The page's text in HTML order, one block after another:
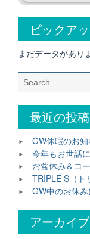
ピックア
まだデータがあり
最近の投稿
GW休暇のお
今年もお世話
お盆休み＆コ
TRIPLE S（ト
GW中のお休
アーカイブ